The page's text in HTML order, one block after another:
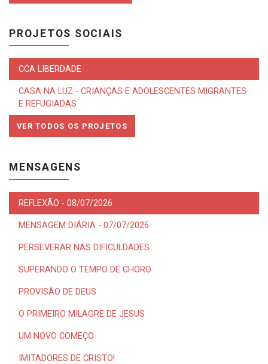
PROJETOS SOCIAIS
CCA LIBERDADE
CASA NA LUZ - CRIANÇAS E ADOLESCENTES MIGRANTES
E REFUGIADAS
VER TODOS OS PROJETOS
MENSAGENS
REFLEXÃO - 08/07/2026
MENSAGEM DIÁRIA - 07/07/2026
PERSEVERAR NAS DIFICULDADES
SUPERANDO O TEMPO DE CHORO
PROVISÃO DE DEUS
O PRIMEIRO MILAGRE DE JESUS
UM NOVO COMEÇO
IMITADORES DE CRISTO!